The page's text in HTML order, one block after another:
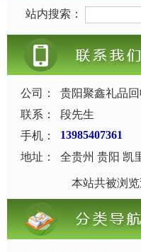
站内搜索：
公司：
贵阳聚鑫礼品
联系：
段先生
手机：
13985407361
地址：
全贵州 贵阳 凯
本站共被浏